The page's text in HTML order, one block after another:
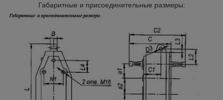
Габаритные и присоединительные размеры: